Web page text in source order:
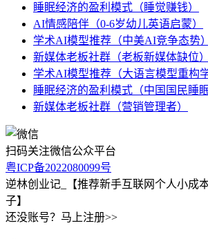
睡眠经济的盈利模式（睡觉赚钱）
AI情感陪伴（0-6岁幼儿英语启蒙）
学术AI模型推荐（中美AI竞争态势）
新媒体老板社群（老板新媒体缺位）
学术AI模型推荐（大语言模型重构
睡眠经济的盈利模式（中国国民睡
新媒体老板社群（营销管理者）
扫码关注微信公众平台
粤ICP备2022080099号
逆林创业记_【推荐新手互联网个人小成
子】
还没账号？马上注册>>